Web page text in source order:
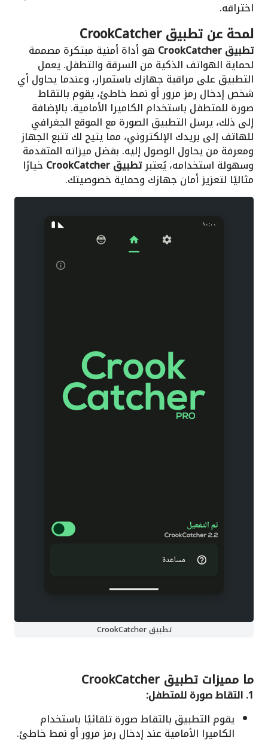
اختراقه.
لمحة عن تطبيق CrookCatcher
تطبيق CrookCatcher هو أداة أمنية مبتكرة مصممة
لحماية الهواتف الذكية من السرقة والتطفل. يعمل
التطبيق على مراقبة جهازك باستمرار، وعندما يحاول أي
شخص إدخال رمز مرور أو نمط خاطئ، يقوم بالتقاط
صورة للمتطفل باستخدام الكاميرا الأمامية. بالإضافة
إلى ذلك، يرسل التطبيق الصورة مع الموقع الجغرافي
للهاتف إلى بريدك الإلكتروني، مما يتيح لك تتبع الجهاز
ومعرفة من يحاول الوصول إليه. بفضل ميزاته المتقدمة
وسهولة استخدامه، يُعتبرتطبيق CrookCatcher خيارًا
مثاليًا لتعزيز أمان جهازك وحماية خصوصيتك.
تطبيق CrookCatcher
ما مميزات تطبيق CrookCatcher
1. التقاط صورة للمتطفل:
يقوم التطبيق بالتقاط صورة تلقائيًا باستخدام
الكاميرا الأمامية عند إدخال رمز مرور أو نمط خاطئ.